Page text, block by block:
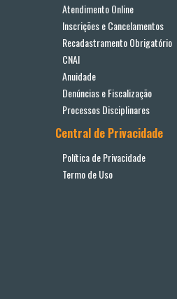
Atendimento Online
Inscrições e Cancelamentos
Recadastramento Obrigatório
CNAI
Anuidade
Denúncias e Fiscalização
Processos Disciplinares
Central de Privacidade
Política de Privacidade
Termo de Uso